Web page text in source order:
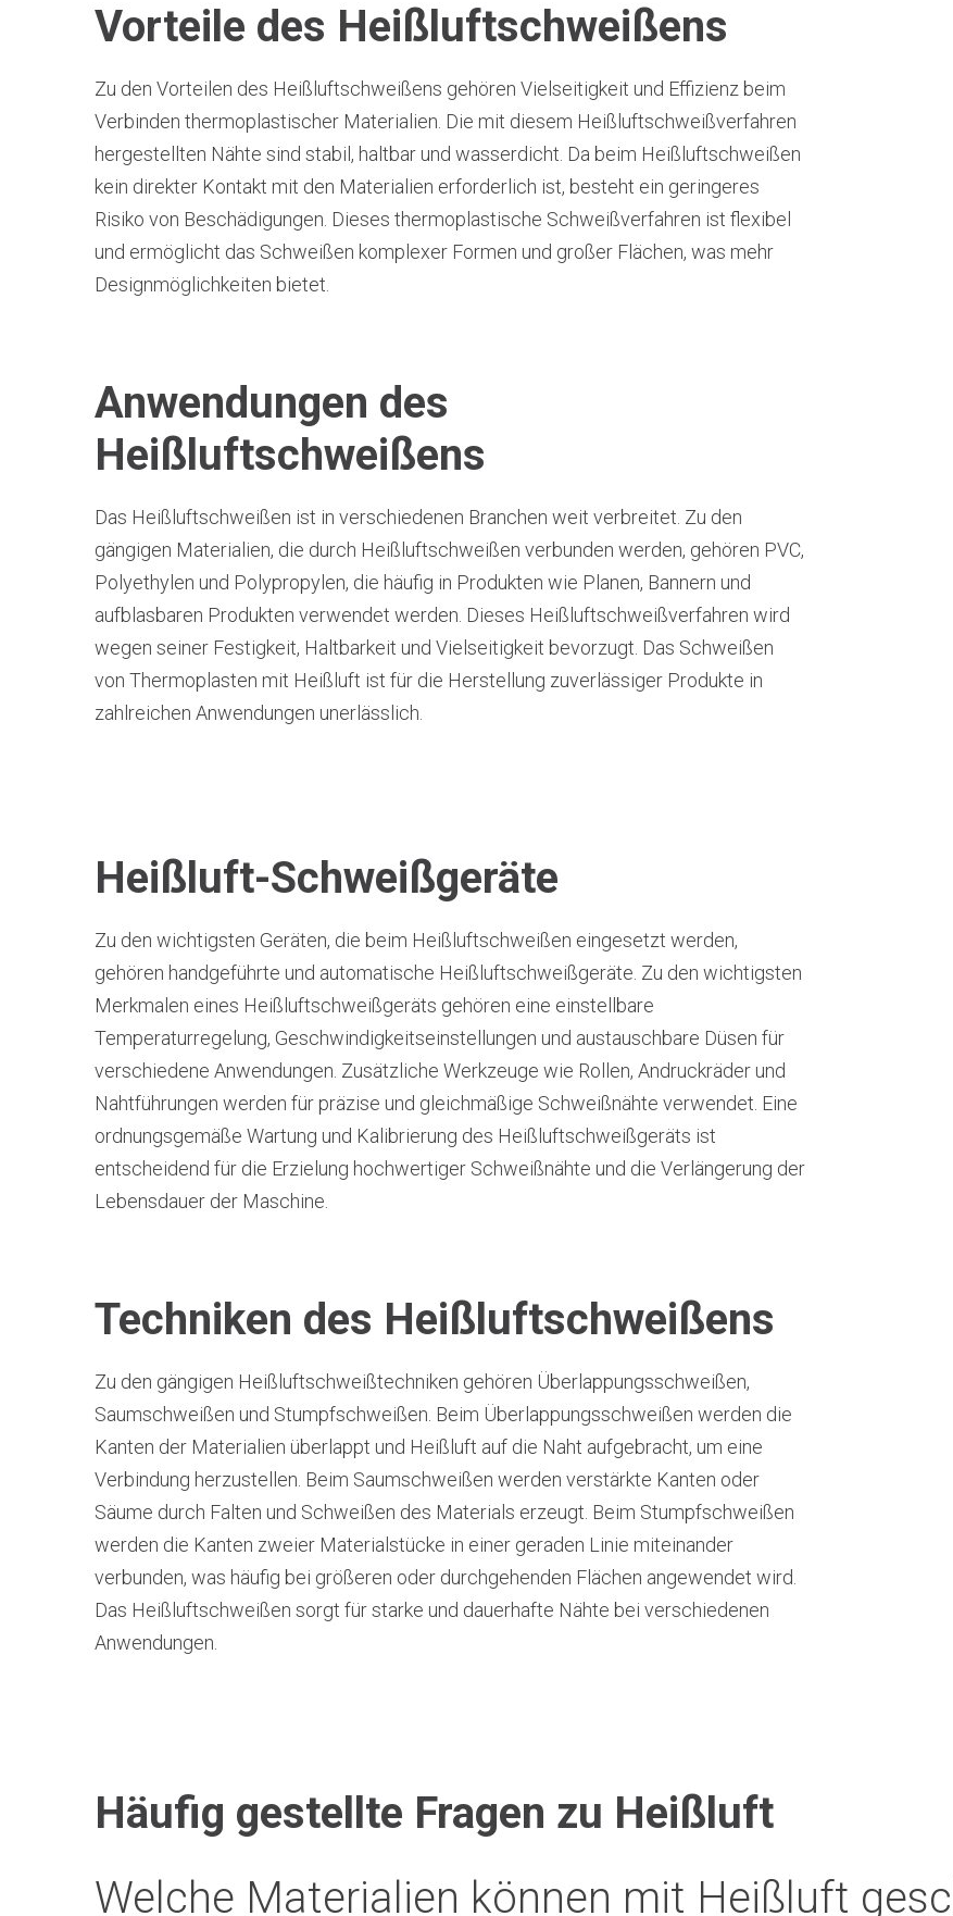
Vorteile des Heißluftschweißens
Zu den Vorteilen des Heißluftschweißens gehören Vielseitigkeit und Effizienz beim
Verbinden thermoplastischer Materialien. Die mit diesem Heißluftschweißverfahren
hergestellten Nähte sind stabil, haltbar und wasserdicht. Da beim Heißluftschweißen
kein direkter Kontakt mit den Materialien erforderlich ist, besteht ein geringeres
Risiko von Beschädigungen. Dieses thermoplastische Schweißverfahren ist flexibel
und ermöglicht das Schweißen komplexer Formen und großer Flächen, was mehr
Designmöglichkeiten bietet.
Anwendungen des
Heißluftschweißens
Das Heißluftschweißen ist in verschiedenen Branchen weit verbreitet. Zu den
gängigen Materialien, die durch Heißluftschweißen verbunden werden, gehören PVC,
Polyethylen und Polypropylen, die häufig in Produkten wie Planen, Bannern und
aufblasbaren Produkten verwendet werden. Dieses Heißluftschweißverfahren wird
wegen seiner Festigkeit, Haltbarkeit und Vielseitigkeit bevorzugt. Das Schweißen
von Thermoplasten mit Heißluft ist für die Herstellung zuverlässiger Produkte in
zahlreichen Anwendungen unerlässlich.
Heißluft-Schweißgeräte
Zu den wichtigsten Geräten, die beim Heißluftschweißen eingesetzt werden,
gehören handgeführte und automatische Heißluftschweißgeräte. Zu den wichtigsten
Merkmalen eines Heißluftschweißgeräts gehören eine einstellbare
Temperaturregelung, Geschwindigkeitseinstellungen und austauschbare Düsen für
verschiedene Anwendungen. Zusätzliche Werkzeuge wie Rollen, Andruckräder und
Nahtführungen werden für präzise und gleichmäßige Schweißnähte verwendet. Eine
ordnungsgemäße Wartung und Kalibrierung des Heißluftschweißgeräts ist
entscheidend für die Erzielung hochwertiger Schweißnähte und die Verlängerung der
Lebensdauer der Maschine.
Techniken des Heißluftschweißens
Zu den gängigen Heißluftschweißtechniken gehören Überlappungsschweißen,
Saumschweißen und Stumpfschweißen. Beim Überlappungsschweißen werden die
Kanten der Materialien überlappt und Heißluft auf die Naht aufgebracht, um eine
Verbindung herzustellen. Beim Saumschweißen werden verstärkte Kanten oder
Säume durch Falten und Schweißen des Materials erzeugt. Beim Stumpfschweißen
werden die Kanten zweier Materialstücke in einer geraden Linie miteinander
verbunden, was häufig bei größeren oder durchgehenden Flächen angewendet wird.
Das Heißluftschweißen sorgt für starke und dauerhafte Nähte bei verschiedenen
Anwendungen.
Häufig gestellte Fragen zu Heißluft
Welche Materialien können mit Heißluft